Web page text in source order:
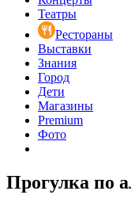
Театры
Рестораны
Выставки
Знания
Город
Дети
Магазины
Premium
Фото
Прогулка по